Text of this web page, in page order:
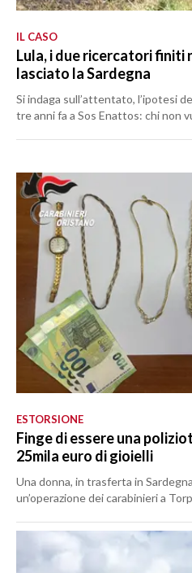
IL CASO
Lula, i due ricercatori finiti
lasciato la Sardegna
Si indaga sull’attentato, l’ipotesi
tre anni fa a Sos Enattos: chi non
ESTORSIONE
Finge di essere una
25mila euro di gioielli
Una donna, in trasferta in
un’operazione dei carabinieri a